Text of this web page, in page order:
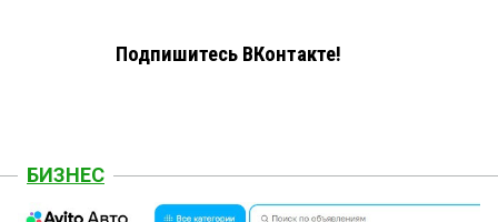
Подпишитесь ВКонтакте!
БИЗНЕС